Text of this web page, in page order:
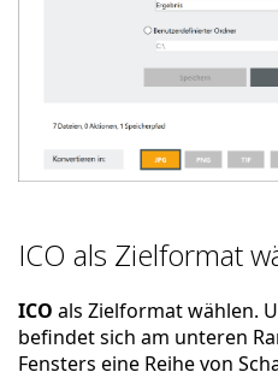
ICO als Zielformat
ICO als Zielformat wählen.
befindet sich am unteren
Fensters eine Reihe von